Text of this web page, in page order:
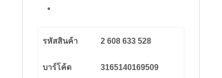
รหัสสินค้า 2 608 633 528
บาร์โค้ด 3165140169509